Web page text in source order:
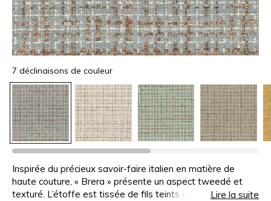
7 déclinaisons de couleur
Inspirée du précieux savoir-faire italien en matière de
haute couture, « Brera » présente un aspect tweedé et
texturé. L’étoffe est tissée de fils teints de manière non
Lire la suite